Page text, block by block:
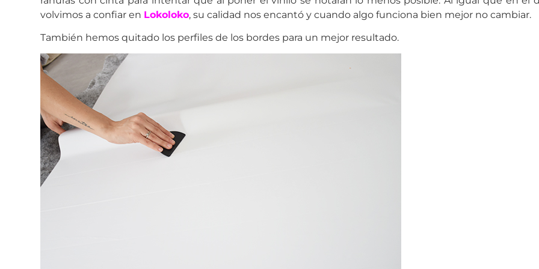
volvimos a confiar en Lokoloko, su calidad nos encantó y cuando algo funciona bien mejor no cambiar.
También hemos quitado los perfiles de los bordes para un mejor resultado.